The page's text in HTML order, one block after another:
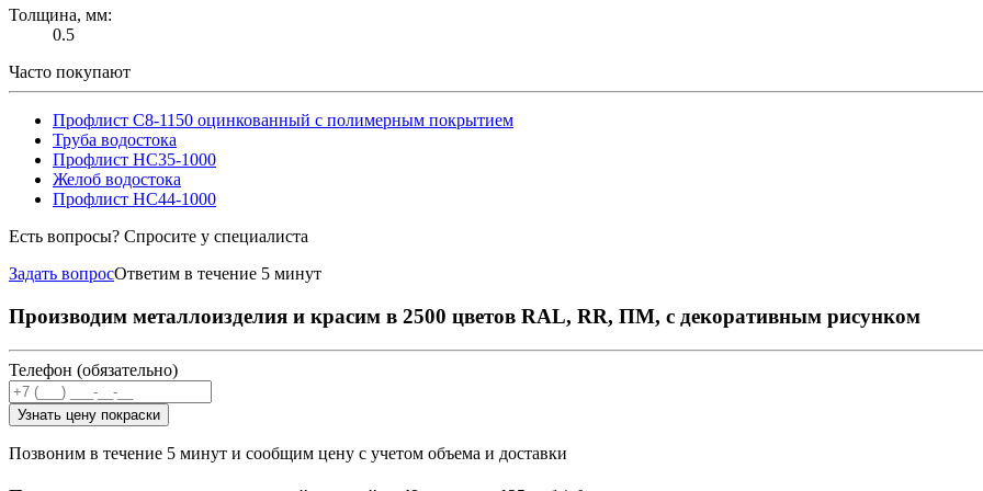
Толщина, мм:
0.5
Часто покупают
Профлист С8-1150 оцинкованный с полимерным покрытием
Труба водостока
Профлист НС35-1000
Желоб водостока
Профлист НС44-1000
Есть вопросы? Спросите у специалиста
Задать вопросОтветим в течение 5 минут
Производим металлоизделия и красим в 2500 цветов RAL, RR, ПМ, с декоративным рисунком
Телефон (обязательно)
Узнать цену покраски
Позвоним в течение 5 минут и сообщим цену с учетом объема и доставки